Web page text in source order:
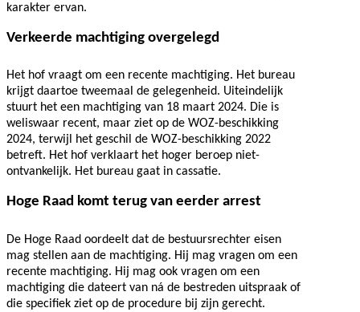
karakter ervan.
Verkeerde machtiging overgelegd
Het hof vraagt om een recente machtiging. Het bureau
krijgt daartoe tweemaal de gelegenheid. Uiteindelijk
stuurt het een machtiging van 18 maart 2024. Die is
weliswaar recent, maar ziet op de WOZ-beschikking
2024, terwijl het geschil de WOZ-beschikking 2022
betreft. Het hof verklaart het hoger beroep niet-
ontvankelijk. Het bureau gaat in cassatie.
Hoge Raad komt terug van eerder arrest
De Hoge Raad oordeelt dat de bestuursrechter eisen
mag stellen aan de machtiging. Hij mag vragen om een
recente machtiging. Hij mag ook vragen om een
machtiging die dateert van ná de bestreden uitspraak of
die specifiek ziet op de procedure bij zijn gerecht.